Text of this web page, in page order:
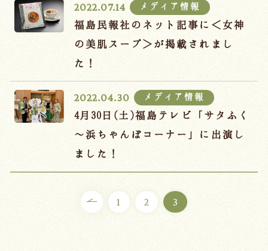
2022.07.14 メディア情報
福島民報社のネット記事に＜女神
の美肌スープ＞が掲載されまし
た！
2022.04.30 メディア情報
4月30日(土)福島テレビ「サタふく
～浜ちゃんぽコーナー」に出演し
ました！
1 2 3